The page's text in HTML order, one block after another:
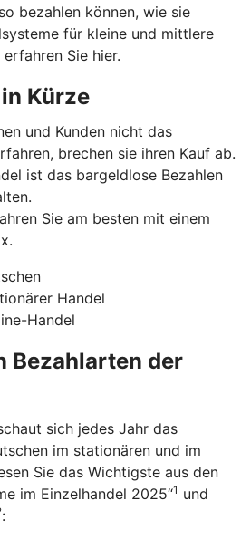
bezahlen können, wie sie
für kleine und mittlere
Sie hier.
Kürze
und Kunden nicht das
brechen sie ihren Kauf ab.
ist das bargeldlose Bezahlen
Sie am besten mit einem
Handel
Handel
Bezahlarten der
sich jedes Jahr das
im stationären und im
Sie das Wichtigste aus den
im Einzelhandel 2025“1 und
: